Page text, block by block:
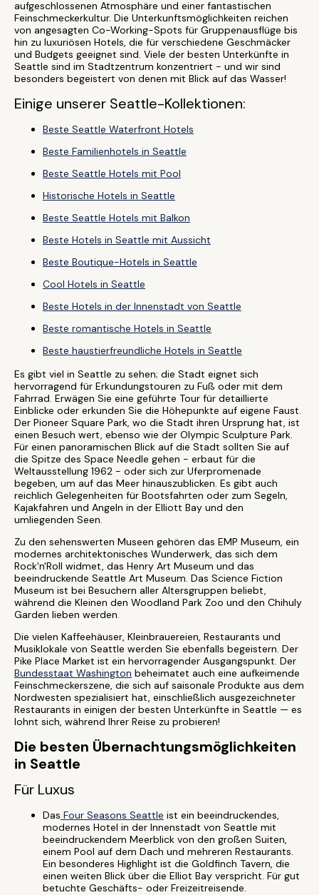
aufgeschlossenen Atmosphäre und einer fantastischen
Feinschmeckerkultur. Die Unterkunftsmöglichkeiten reichen
von angesagten Co-Working-Spots für Gruppenausflüge bis
hin zu luxuriösen Hotels, die für verschiedene Geschmäcker
und Budgets geeignet sind. Viele der besten Unterkünfte in
Seattle sind im Stadtzentrum konzentriert - und wir sind
besonders begeistert von denen mit Blick auf das Wasser!
Einige unserer Seattle-Kollektionen:
Beste Seattle Waterfront Hotels
Beste Familienhotels in Seattle
Beste Seattle Hotels mit Pool
Historische Hotels in Seattle
Beste Seattle Hotels mit Balkon
Beste Hotels in Seattle mit Aussicht
Beste Boutique-Hotels in Seattle
Cool Hotels in Seattle
Beste Hotels in der Innenstadt von Seattle
Beste romantische Hotels in Seattle
Beste haustierfreundliche Hotels in Seattle
Es gibt viel in Seattle zu sehen; die Stadt eignet sich
hervorragend für Erkundungstouren zu Fuß oder mit dem
Fahrrad. Erwägen Sie eine geführte Tour für detaillierte
Einblicke oder erkunden Sie die Höhepunkte auf eigene Faust.
Der Pioneer Square Park, wo die Stadt ihren Ursprung hat, ist
einen Besuch wert, ebenso wie der Olympic Sculpture Park.
Für einen panoramischen Blick auf die Stadt sollten Sie auf
die Spitze des Space Needle gehen - erbaut für die
Weltausstellung 1962 - oder sich zur Uferpromenade
begeben, um auf das Meer hinauszublicken. Es gibt auch
reichlich Gelegenheiten für Bootsfahrten oder zum Segeln,
Kajakfahren und Angeln in der Elliott Bay und den
umliegenden Seen.
Zu den sehenswerten Museen gehören das EMP Museum, ein
modernes architektonisches Wunderwerk, das sich dem
Rock'n'Roll widmet, das Henry Art Museum und das
beeindruckende Seattle Art Museum. Das Science Fiction
Museum ist bei Besuchern aller Altersgruppen beliebt,
während die Kleinen den Woodland Park Zoo und den Chihuly
Garden lieben werden.
Die vielen Kaffeehäuser, Kleinbrauereien, Restaurants und
Musiklokale von Seattle werden Sie ebenfalls begeistern. Der
Pike Place Market ist ein hervorragender Ausgangspunkt. Der
Bundesstaat Washington beheimatet auch eine aufkeimende
Feinschmeckerszene, die sich auf saisonale Produkte aus dem
Nordwesten spezialisiert hat, einschließlich ausgezeichneter
Restaurants in einigen der besten Unterkünfte in Seattle — es
lohnt sich, während Ihrer Reise zu probieren!
Die besten Übernachtungsmöglichkeiten
in Seattle
Für Luxus
Das Four Seasons Seattle ist ein beeindruckendes,
modernes Hotel in der Innenstadt von Seattle mit
beeindruckendem Meerblick von den großen Suiten,
einem Pool auf dem Dach und mehreren Restaurants.
Ein besonderes Highlight ist die Goldfinch Tavern, die
einen weiten Blick über die Elliot Bay verspricht. Für gut
betuchte Geschäfts- oder Freizeitreisende.